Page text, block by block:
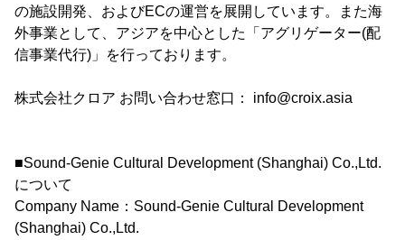
の施設開発、およびECの運営を展開しています。また海
外事業として、アジアを中心とした「アグリゲーター(配
信事業代行)」を行っております。
株式会社クロア お問い合わせ窓口： info@croix.asia
■Sound-Genie Cultural Development (Shanghai) Co.,Ltd.
について
Company Name：Sound-Genie Cultural Development
(Shanghai) Co.,Ltd.